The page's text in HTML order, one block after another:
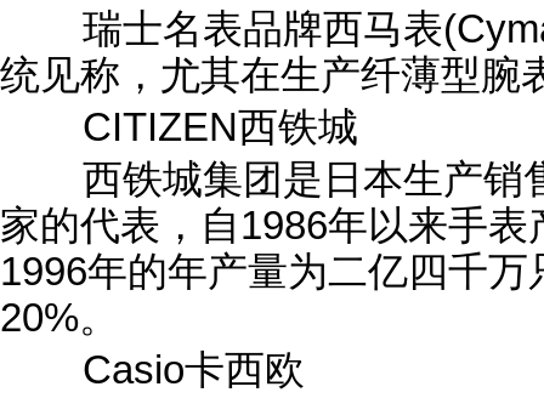
瑞士名表品牌西马表
统见称，尤其在生产纤薄型腕
CITIZEN西铁城
西铁城集团是日本生产销
家的代表，自1986年以来手
1996年的年产量为二亿四千
20%。
Casio卡西欧